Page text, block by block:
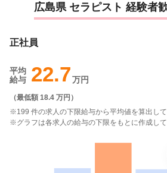
広島県 セラピスト 経験者
正社員
平均
給与 22.7万円
（最低額 18.4 万円 ）
※199 件の求人の下限給与から平均値を算出して
※グラフは各求人の給与の下限をもとに作成して